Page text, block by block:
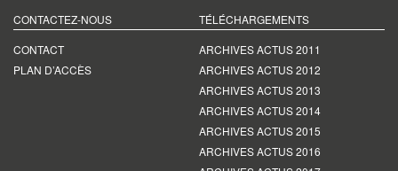
CONTACTEZ-NOUS
CONTACT
PLAN D’ACCÈS
TÉLÉCHARGEMENTS
ARCHIVES ACTUS 2011
ARCHIVES ACTUS 2012
ARCHIVES ACTUS 2013
ARCHIVES ACTUS 2014
ARCHIVES ACTUS 2015
ARCHIVES ACTUS 2016